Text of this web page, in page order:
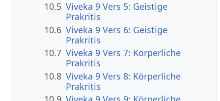
10.5 Viveka 9 Vers 5: Geistige
Prakritis
10.6 Viveka 9 Vers 6: Geistige
Prakritis
10.7 Viveka 9 Vers 7: Körperliche
Prakritis
10.8 Viveka 9 Vers 8: Körperliche
Prakritis